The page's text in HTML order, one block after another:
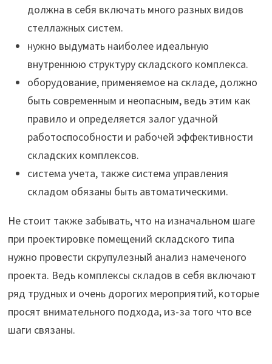
должна в себя включать много разных видов
стеллажных систем.
нужно выдумать наиболее идеальную
внутреннюю структуру складского комплекса.
оборудование, применяемое на складе, должно
быть современным и неопасным, ведь этим как
правило и определяется залог удачной
работоспособности и рабочей эффективности
складских комплексов.
система учета, также система управления
складом обязаны быть автоматическими.
Не стоит также забывать, что на изначальном шаге
при проектировке помещений складского типа
нужно провести скрупулезный анализ намеченого
проекта. Ведь комплексы складов в себя включают
ряд трудных и очень дорогих мероприятий, которые
просят внимательного подхода, из-за того что все
шаги связаны.